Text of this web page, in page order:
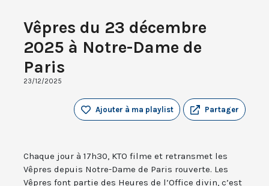
Vêpres du 23 décembre
2025 à Notre-Dame de
Paris
23/12/2025
Partager
Ajouter à ma playlist
Chaque jour à 17h30, KTO filme et retransmet les
Vêpres depuis Notre-Dame de Paris rouverte. Les
Vêpres font partie des Heures de l’Office divin, c’est